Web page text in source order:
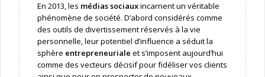
En 2013, les médias sociauxincarnent un véritable
phénomène de société. D’abord considérés comme
des outils de divertissement réservés à la vie
personnelle, leur potentiel d’influence a séduit la
sphère entrepreneuriale et s’imposent aujourd’hui
comme des vecteurs décisif pour fidéliser vos clients